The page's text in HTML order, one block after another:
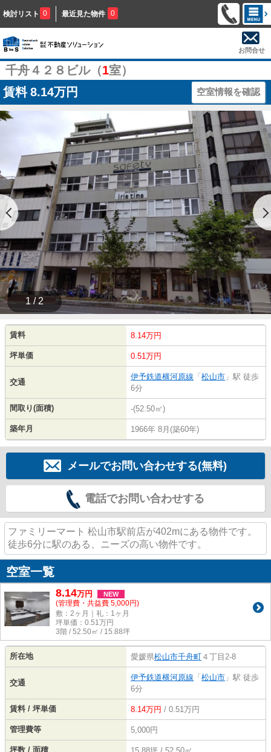
検討リスト 0 最近見た物件 0
お問合せ
千舟４２８ビル（1室）
賃料 8.14万円 空室情報を確認
1 / 2
賃料 8.14万円
坪単価 0.51万円
交通
伊予鉄道横河原線 「 松山市 」駅 徒歩
6分
間取り(面積) -(52.50㎡)
築年月 1966年 8月(築60年)
メールでお問い合わせする(無料)
電話でお問い合わせする
ファミリーマート 松山市駅前店が402mにある物件です。
徒歩6分に駅のある、ニーズの高い物件です。
空室一覧
8.14万円 NEW
(管理費・共益費 5,000円)
敷：2ヶ月｜礼：1ヶ月
坪単価： 0.51万円
3階 / 52.50㎡ / 15.88坪
所在地 愛媛県松山市千舟町 ４丁目2-8
交通
伊予鉄道横河原線 「 松山市 」駅 徒歩
6分
賃料 / 坪単価 8.14万円 / 0.51万円
管理費等 5,000円
坪数 / 面積